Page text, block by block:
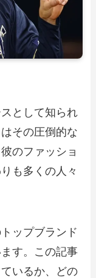
として知られ
その圧倒的な
のファッショ
も多くの人々
ップブランド
す。この記事
いるか、どの